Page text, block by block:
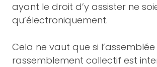
ayant le droit d’y assister ne
qu’électroniquement.
Cela ne vaut que si
rassemblement collectif est